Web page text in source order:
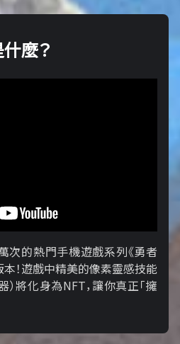
麼？
次的熱門手機遊戲系列《勇者
！遊戲中精美的像素靈感技能
）將化身為NFT，讓你真正「擁​​